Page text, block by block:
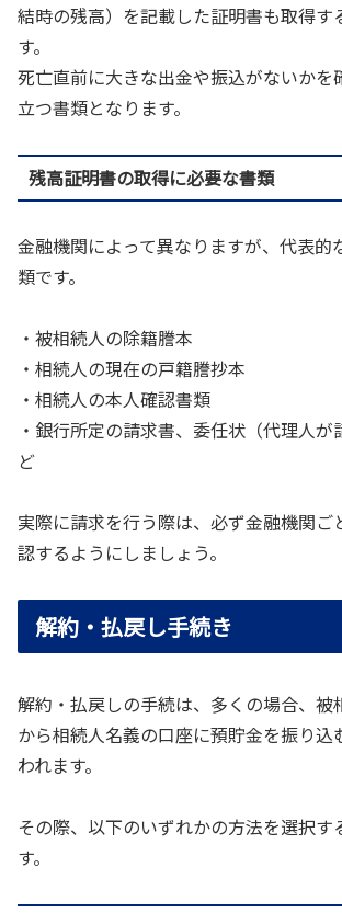
結時の残高）を記載した証明書も取得す
す。
死亡直前に大きな出金や振込がないかを
立つ書類となります。
残高証明書の取得に必要な書類
金融機関によって異なりますが、代表的
類です。
・被相続人の除籍謄本
・相続人の現在の戸籍謄抄本
・相続人の本人確認書類
・銀行所定の請求書、委任状（代理人
ど
実際に請求を行う際は、必ず金融機関ご
認するようにしましょう。
解約・払戻し手続き
解約・払戻しの手続は、多くの場合、被
から相続人名義の口座に預貯金を振り込
われます。
その際、以下のいずれかの方法を選択す
す。